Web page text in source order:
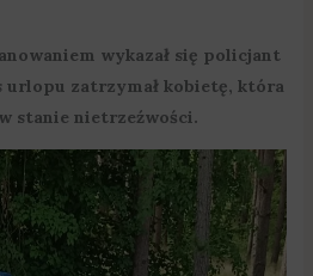
wykazał się policjant
urlopu zatrzymał kobietę, która
stanie nietrzeźwości.